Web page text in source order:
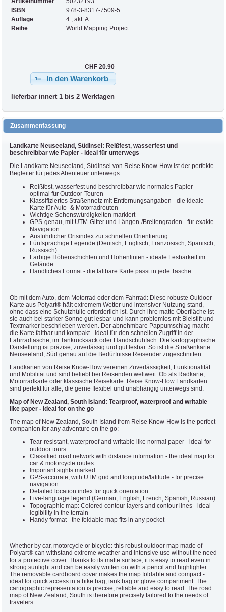
ISBN
978-3-8317-7509-5
Auflage
4., akt. A.
Reihe
World Mapping Project
CHF 20.90
In den Warenkorb
lieferbar innert 1 bis 2 Werktagen
Zusammenfassung
Landkarte Neuseeland, Südinsel: Reißfest, wasserfest und
beschreibbar wie Papier - ideal für unterwegs
Die Landkarte Neuseeland, Südinsel von Reise Know-How ist der perfekte
Begleiter für jedes Abenteuer unterwegs:
Reißfest, wasserfest und beschreibbar wie normales Papier -
optimal für Outdoor-Touren
Klassifiziertes Straßennetz mit Entfernungsangaben - die ideale
Karte für Auto- & Motorradrouten
Wichtige Sehenswürdigkeiten markiert
GPS-genau, mit UTM-Gitter und Längen-/Breitengraden - für exakte
Navigation
Ausführlicher Ortsindex zur schnellen Orientierung
Fünfsprachige Legende (Deutsch, Englisch, Französisch, Spanisch,
Russisch)
Farbige Höhenschichten und Höhenlinien - ideale Lesbarkeit im
Gelände
Handliches Format - die faltbare Karte passt in jede Tasche
Ob mit dem Auto, dem Motorrad oder dem Fahrrad: Diese robuste Outdoor-
Karte aus Polyart® hält extremem Wetter und intensiver Nutzung stand,
ohne dass eine Schutzhülle erforderlich ist. Durch ihre matte Oberfläche ist
sie auch bei starker Sonne gut lesbar und kann problemlos mit Bleistift und
Textmarker beschrieben werden. Der abnehmbare Pappumschlag macht
die Karte faltbar und kompakt - ideal für den schnellen Zugriff in der
Fahrradtasche, im Tankrucksack oder Handschuhfach. Die kartographische
Darstellung ist präzise, zuverlässig und gut lesbar. So ist die Straßenkarte
Neuseeland, Süd genau auf die Bedürfnisse Reisender zugeschnitten.
Landkarten von Reise Know-How vereinen Zuverlässigkeit, Funktionalität
und Mobilität und sind beliebt bei Reisenden weltweit. Ob als Radkarte,
Motorradkarte oder klassische Reisekarte: Reise Know-How Landkarten
sind perfekt für alle, die gerne flexibel und unabhängig unterwegs sind.
Map of New Zealand, South Island: Tearproof, waterproof and writable
like paper - ideal for on the go
The map of New Zealand, South Island from Reise Know-How is the perfect
companion for any adventure on the go:
Tear-resistant, waterproof and writable like normal paper - ideal for
outdoor tours
Classified road network with distance information - the ideal map for
car & motorcycle routes
Important sights marked
GPS-accurate, with UTM grid and longitude/latitude - for precise
navigation
Detailed location index for quick orientation
Five-language legend (German, English, French, Spanish, Russian)
Topographic map: Colored contour layers and contour lines - ideal
legibility in the terrain
Handy format - the foldable map fits in any pocket
Whether by car, motorcycle or bicycle: this robust outdoor map made of
Polyart® can withstand extreme weather and intensive use without the need
for a protective cover. Thanks to its matte surface, it is easy to read even in
strong sunlight and can be easily written on with a pencil and highlighter.
The removable cardboard cover makes the map foldable and compact -
ideal for quick access in a bike bag, tank bag or glove compartment. The
cartographic representation is precise, reliable and easy to read. The road
map of New Zealand, South is therefore precisely tailored to the needs of
travelers.